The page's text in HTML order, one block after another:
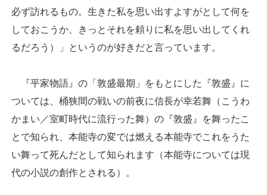
必ず訪れるもの。生きた私を思い出すよすがとして何を
しておこうか、きっとそれを頼りに私を思い出してくれ
るだろう）」というのが好きだと言っています。
『平家物語』の「敦盛最期」をもとにした『敦盛』に
ついては、桶狭間の戦いの前夜に信長が幸若舞（こうわ
かまい／室町時代に流行った舞）の『敦盛』を舞ったこ
とで知られ、本能寺の変では燃える本能寺でこれをうた
い舞って死んだとして知られます（本能寺については現
代の小説の創作とされる）。